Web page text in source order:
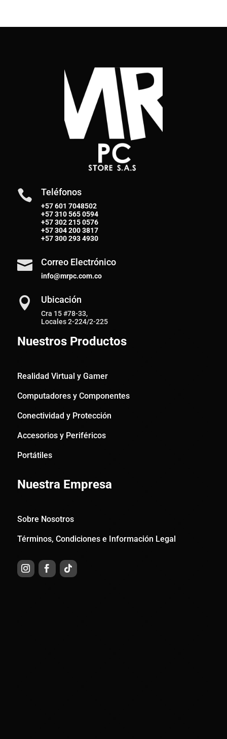
 Teléfonos
+57 601 7048502
+57310 565 0594
+57302 215 0576
+57304 200 3817
+57300 293 4930
 Correo Electrónico
info@mrpc.com.co
 Ubicación
Cra 15 #78-33,
Locales 2-224/2-225
Nuestros Productos
Realidad Virtual y Gamer
Computadores y Componentes
Conectividad y Protección
Accesorios y Periféricos
Portátiles
Nuestra Empresa
Sobre Nosotros
Términos, Condiciones e Información Legal